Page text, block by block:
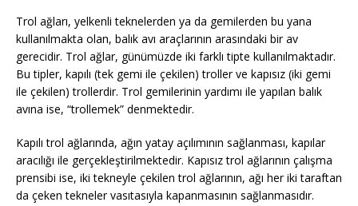
Trol ağları, yelkenli teknelerden ya da gemilerden bu yana
kullanılmakta olan, balık avı araçlarının arasındaki bir av
gerecidir. Trol ağlar, günümüzde iki farklı tipte kullanılmaktadır.
Bu tipler, kapılı (tek gemi ile çekilen) troller ve kapısız (iki gemi
ile çekilen) trollerdir. Trol gemilerinin yardımı ile yapılan balık
avına ise, “trollemek” denmektedir.
Kapılı trol ağlarında, ağın yatay açılımının sağlanması, kapılar
aracılığı ile gerçekleştirilmektedir. Kapısız trol ağlarının çalışma
prensibi ise, iki tekneyle çekilen trol ağlarının, ağı her iki taraftan
da çeken tekneler vasıtasıyla kapanmasının sağlanmasıdır.